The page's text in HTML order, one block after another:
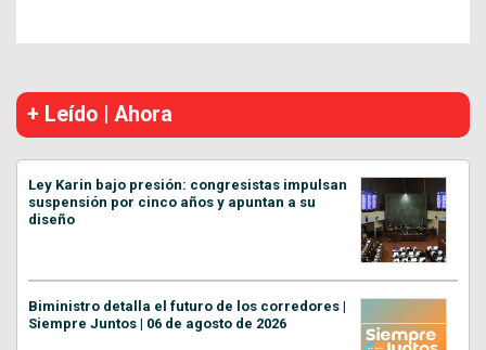
+ Leído | Ahora
Ley Karin bajo presión: congresistas impulsan
suspensión por cinco años y apuntan a su
diseño
Biministro detalla el futuro de los corredores |
Siempre Juntos | 06 de agosto de 2026